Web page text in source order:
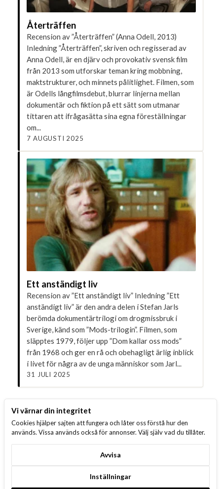
Återträffen
Recension av ”Återträffen” (Anna Odell, 2013)
Inledning ”Återträffen”, skriven och regisserad av
Anna Odell, är en djärv och provokativ svensk film
från 2013 som utforskar teman kring mobbning,
maktstrukturer, och minnets pålitlighet. Filmen, som
är Odells långfilmsdebut, blurrar linjerna mellan
dokumentär och fiktion på ett sätt som utmanar
tittaren att ifrågasätta sina egna föreställningar
om...
7 AUGUSTI 2025
Ett anständigt liv
Recension av ”Ett anständigt liv” Inledning ”Ett
anständigt liv” är den andra delen i Stefan Jarls
berömda dokumentärtrilogi om drogmissbruk i
Sverige, känd som ”Mods-trilogin”. Filmen, som
släpptes 1979, följer upp ”Dom kallar oss mods”
från 1968 och ger en rå och obehagligt ärlig inblick
i livet för några av de unga människor som Jarl...
31 JULI 2025
1 2 3 4
10 11 12 13 14 15 16 17
21 22
29
Vi värnar din integritet
Cookies hjälper sajten att fungera och låter oss förstå hur den
används. Vissa används också för annonser. Välj själv vad du tillåter.
Avvisa
Inställningar